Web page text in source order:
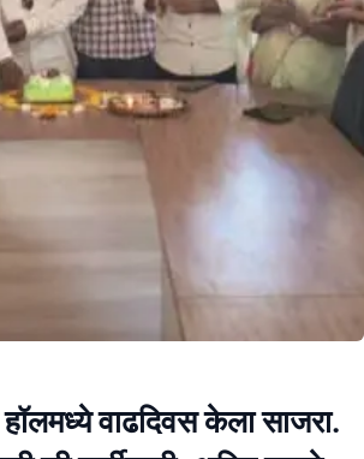
हॉलमध्ये वाढदिवस केला साजरा.